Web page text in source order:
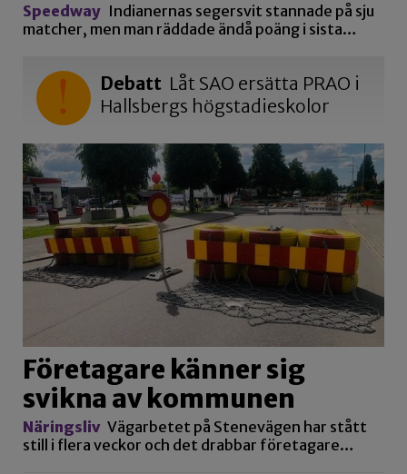
Speedway Indianernas segersvit stannade på sju
matcher, men man räddade ändå poäng i sista…
Debatt Låt SAO ersätta PRAO i
Hallsbergs högstadieskolor
Företagare känner sig
svikna av kommunen
Näringsliv Vägarbetet på Stenevägen har stått
still i flera veckor och det drabbar företagare…